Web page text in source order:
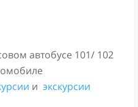
автобусе 101/ 102
иэкскурсии